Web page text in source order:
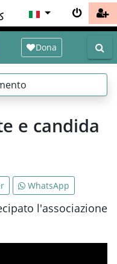
Dona
e candida
WhatsApp
l'associazione